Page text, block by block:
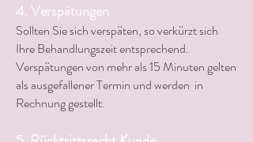
4. Verspätungen
Sollten Sie sich verspäten, so verkürzt sich
Ihre Behandlungszeit entsprechend.
Verspätungen von mehr als 15 Minuten gelten
als ausgefallener Termin und werden in
Rechnung gestellt.